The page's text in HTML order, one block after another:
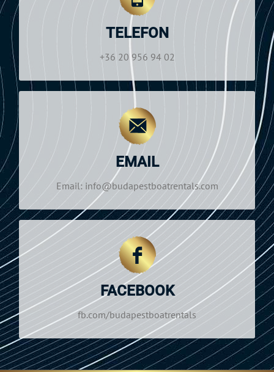
TELEFON
+36 20 956 94 02
Hétfő—Szombat: 09:00–19:00
Telefon:
+36 20 956 94 02
EMAIL
Email: info@budapestboatrentals.com
NYITVATARTÁS
Hétfő—Szombat: 09:00–19:00
Email:
info@budapestboatrentals.com
FACEBOOK
fb.com/budapestboatrentals
NYITVATARTÁS
Hétfő-Szombat: 09:00–19:00
fb.com/budapestboatrentals